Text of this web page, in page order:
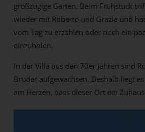
großzügige Garten. Beim Frühstück
wieder mit Roberto und Grazia und
vom Tag zu erzählen oder noch ein
einzuholen.
In der Villa aus den 70er Jahren sind
Bruder aufgewachsen. Deshalb liegt
am Herzen, dass dieser Ort ein